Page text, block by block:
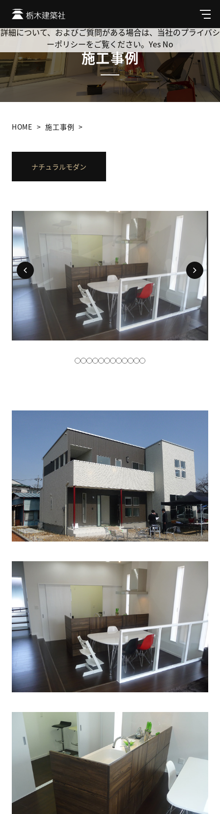
メ
ニ
ュ
施工事例
HOME 施工事例
ナチュラルモダン
Cookie を使用して、お客様の活動を追跡してもよろしいです
か? 当社ではお客様のプライバシーを極めて重視しています。
詳細について、およびご質問がある場合は、当社のプライバシ
ーポリシーをご覧ください。 Yes No